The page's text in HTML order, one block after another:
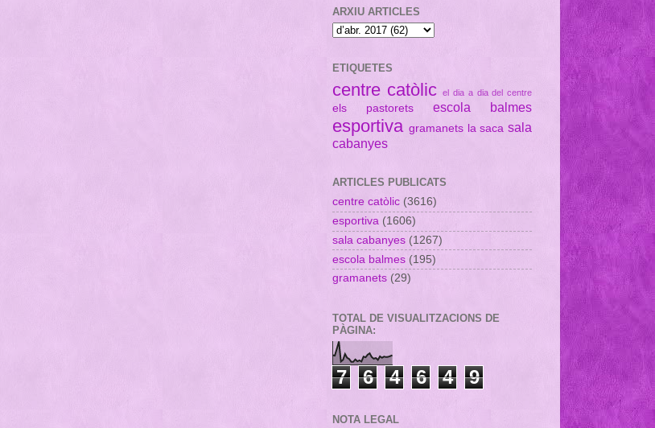
ARXIU ARTICLES
ETIQUETES
centre catòlic el dia a dia del centre
els pastorets escola balmes
esportiva gramanets la saca sala
cabanyes
ARTICLES PUBLICATS
centre catòlic (3616)
esportiva (1606)
sala cabanyes (1267)
escola balmes (195)
gramanets (29)
TOTAL DE VISUALITZACIONS DE
PÀGINA:
7 6 4 6 4 9
NOTA LEGAL